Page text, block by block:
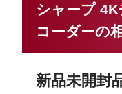
シャープ
コーダーの
新品未開封